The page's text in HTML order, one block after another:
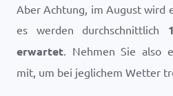
Aber Achtung, im August wird
es werden durchschnittlich
erwartet. Nehmen Sie also
mit, um bei jeglichem Wetter